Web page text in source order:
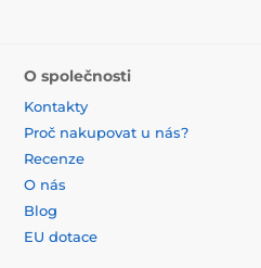
O společnosti
Kontakty
Proč nakupovat u nás?
Recenze
O nás
Blog
EU dotace